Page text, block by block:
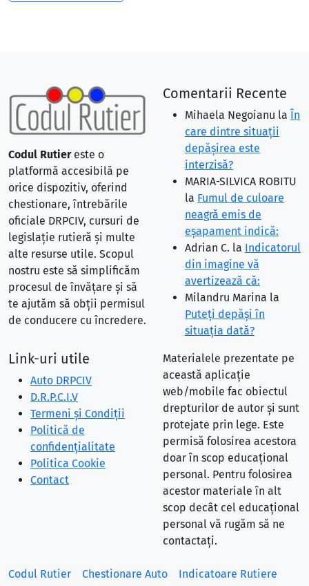
Codul Rutiereste o
platformă accesibilă pe
orice dispozitiv, oferind
chestionare, întrebările
oficiale DRPCIV, cursuri de
legislație rutieră și multe
alte resurse utile. Scopul
nostru este să simplificăm
procesul de învățare și să
te ajutăm să obții permisul
de conducere cu încredere.
Comentarii Recente
Mihaela Negoianu la În
care dintre situaţii
depăşirea este
interzisă?
MARIA-SILVICA ROBITU
la Fumul de culoare
neagră emis de
eşapament indică:
Adrian C. la Indicatorul
din imagine vă
avertizează că:
Milandru Marina la
Puteţi depăşi în
situaţia dată?
Link-uri utile
Auto DRPCIV
D.R.P.C.I.V
Termeni și Condiții
Politică de
confidențialitate
Politica Cookie
Contact
Materialele prezentate pe
această aplicație
web/mobile fac obiectul
drepturilor de autor și sunt
protejate prin lege. Este
permisă folosirea acestora
doar în scop educațional
personal. Pentru folosirea
acestor materiale în alt
scop decât cel educațional
personal vă rugăm să ne
contactați.
Codul Rutier Chestionare Auto Indicatoare Rutiere